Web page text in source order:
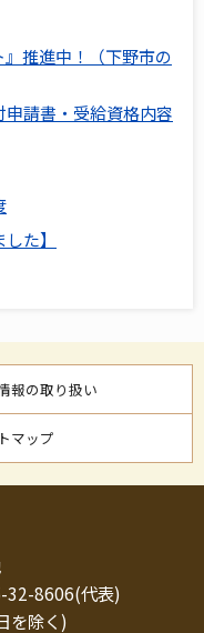
』推進中！（下野市の
請書・受給資格内容
た】
報の取り扱い
マップ
8606(代表)
を除く)